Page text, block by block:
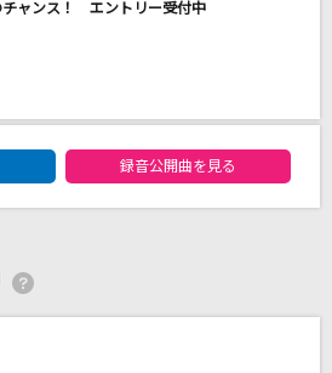
チャンス！ エントリー受付中
ーカルエントリーランキング
録音公開曲を見る